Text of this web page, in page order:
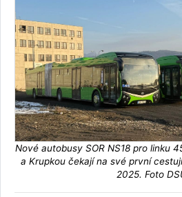
Nové autobusy SOR NS18 pro linku
a Krupkou čekají na své první
2025. Foto